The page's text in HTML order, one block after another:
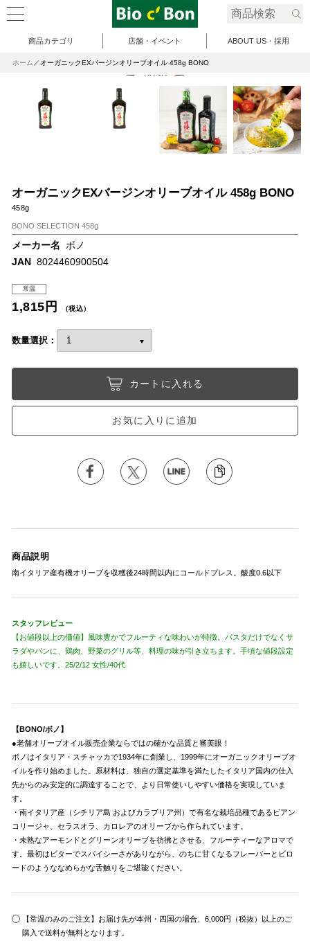
商品カテゴリ 店舗・イベント ABOUT US・採用
ホーム オーガニックEXバージンオリーブオイル 458g BONO
オーガニックEXバージンオリーブオイル 458g BONO
458g
BONO SELECTION 458g
メーカー名
ボノ
JAN 8024460900504
常温
1,815円 （税込）
数量選択：
カートに入れる
お気に入りに追加
商品説明
南イタリア産有機オリーブを収穫後24時間以内にコールドプレス。酸度0.6以下
スタッフレビュー
【お値段以上の価値】風味豊かでフルーティな味わいが特徴。パスタだけでなくサ
ラダやパンに、鶏肉、野菜のグリル等、料理の味が引き立ちます。手頃な値段設定
も嬉しいです。25/2/12 女性/40代
【BONO/ボノ】
●老舗オリーブオイル販売企業ならではの確かな品質と審美眼！
ボノはイタリア・スチャッカで1934年に創業し、1999年にオーガニックオリーブオ
イルを作り始めました。原材料は、独自の選定基準を満たしたイタリア国内の仕入
先からのみ安定的に調達することで、より日常使いしやすい価格を実現していま
す。
・南イタリア産（シチリア島 およびカラブリア州）で有名な栽培品種であるビアン
コリージャ、セラスオラ、カロレアのオリーブから作られています。
・未熟なアーモンドとグリーンオリーブを彷彿とさせる、フルーティーなアロマで
す。最初はビターでスパイシーさがありながら、のちに甘くなるフレーバーとビロ
ードのようななめらかな舌触りをご堪能ください。
【常温のみのご注文】お届け先が本州・四国の場合、6,000円（税抜）以上のご
購入で送料が無料となります。